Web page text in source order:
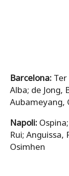
Barcelona:
Alba; de Jong,
Aubameyang,
Napoli:
Rui; Anguissa,
Osimhen